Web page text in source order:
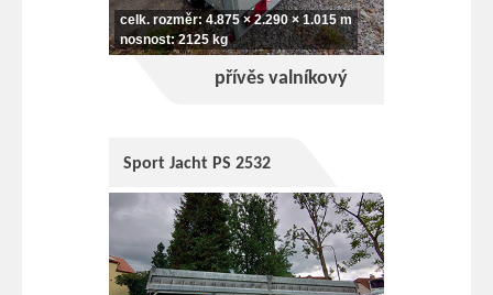
celk. rozměr: 4.875 × 2.290 × 1.015 m
nosnost: 2125 kg
přívěs valníkový
Sport Jacht PS 2532